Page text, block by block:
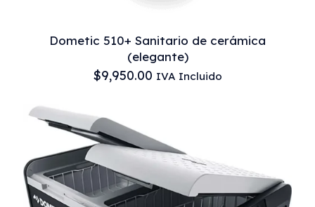
Dometic 510+ Sanitario de cerámica
(elegante)
$9,950.00 IVA Incluido